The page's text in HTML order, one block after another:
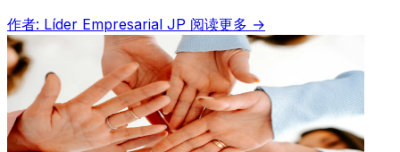
作者: Líder Empresarial JP 阅读更多 →